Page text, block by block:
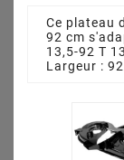
Ce plateau
92 cm
13,5-92 T
Largeur :